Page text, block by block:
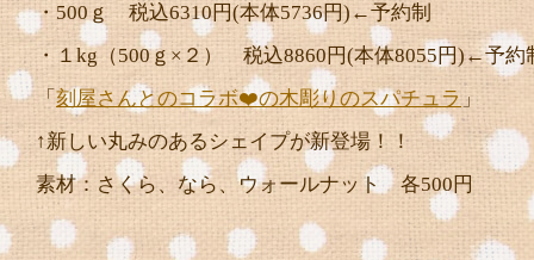
・500ｇ 税込6310円(本体5736円)←予約制
・１kg（500ｇ×２） 税込8860円(本体8055円)←予約
「 刻屋さんとのコラボ❤️の木彫りのスパチュラ」
↑新しい丸みのあるシェイプが新登場！！
素材：さくら、なら、ウォールナット 各500円